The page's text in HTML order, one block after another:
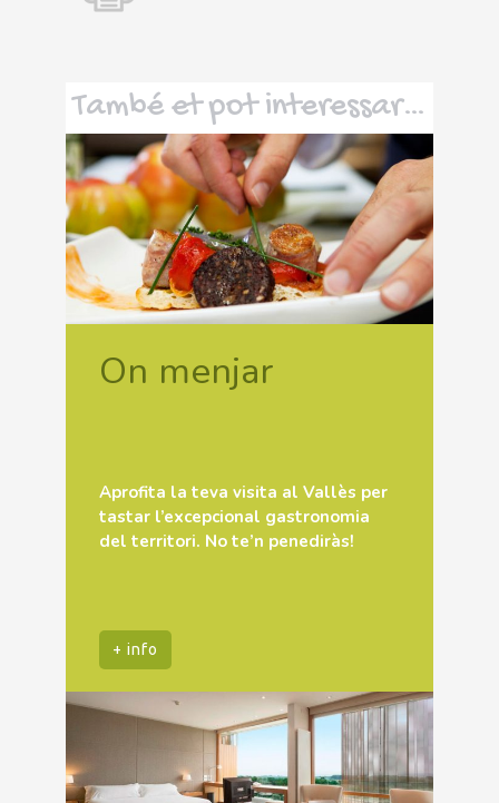
També et pot interessar…
On menjar
Aprofita la teva visita al Vallès per
tastar l’excepcional gastronomia
del territori. No te’n penediràs!
+ info